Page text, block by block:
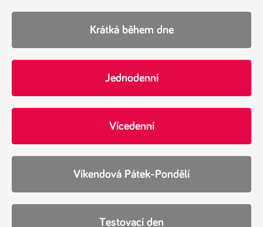
Krátká během dne
Jednodenní
Vícedenní
Víkendová Pátek-Pondělí
Testovací den